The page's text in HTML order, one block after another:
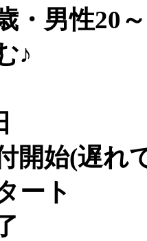
・男性20
♪
開始(遅れ
ート